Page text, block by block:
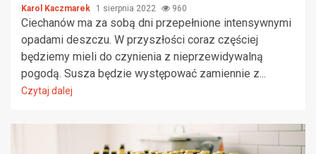
Karol Kaczmarek 1 sierpnia 2022 960
Ciechanów ma za sobą dni przepełnione intensywnymi
opadami deszczu. W przyszłości coraz częściej
będziemy mieli do czynienia z nieprzewidywalną
pogodą. Susza będzie występować zamiennie z...
Czytaj dalej